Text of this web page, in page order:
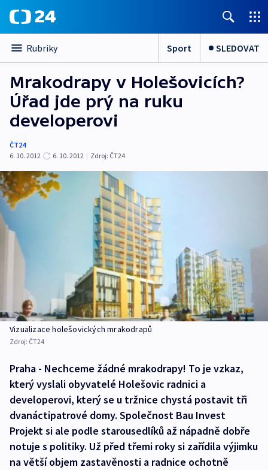
Rubriky Sport SLEDOVAT
Mrakodrapy v Holešovicích?
Úřad jde prý na ruku
developerovi
ČT24
6. 10. 2012
6. 10. 2012 | Zdroj: ČT24
Vizualizace holešovických mrakodrapů
Zdroj: ČT24
Praha - Nechceme žádné mrakodrapy! To je vzkaz,
který vyslali obyvatelé Holešovic radnici a
developerovi, který se u tržnice chystá postavit tři
dvanáctipatrové domy. Společnost Bau Invest
Projekt si ale podle starousedlíků až nápadně dobře
notuje s politiky. Už před třemi roky si zařídila výjimku
na větší objem zastavěnosti a radnice ochotně